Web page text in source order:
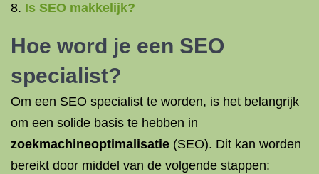
Is SEO makkelijk?
Hoe word je een SEO
specialist?
Om een SEO specialist te worden, is het belangrijk
om een solide basis te hebben in
zoekmachineoptimalisatie (SEO). Dit kan worden
bereikt door middel van de volgende stappen: